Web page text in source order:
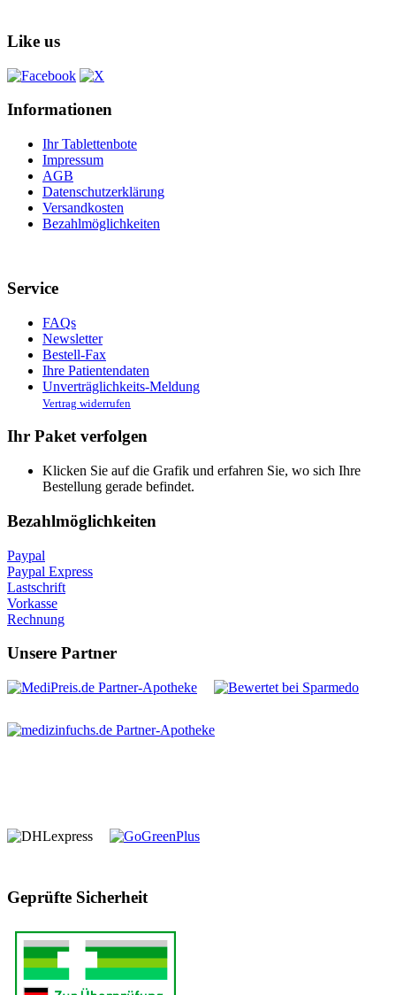
Like us
Informationen
Ihr Tablettenbote
Impressum
AGB
Datenschutzerklärung
Versandkosten
Bezahlmöglichkeiten
Service
FAQs
Newsletter
Bestell-Fax
Ihre Patientendaten
Unverträglichkeits-Meldung
Vertrag widerrufen
Ihr Paket verfolgen
Klicken Sie auf die Grafik und erfahren Sie, wo sich Ihre
Bestellung gerade befindet.
Bezahlmöglichkeiten
Paypal
Paypal Express
Lastschrift
Vorkasse
Rechnung
Unsere Partner
Geprüfte Sicherheit